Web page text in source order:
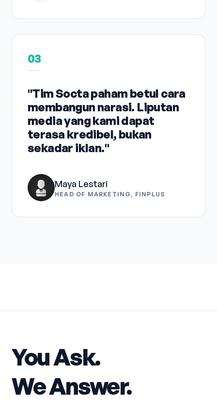
03
"Tim Socta paham betul cara
membangun narasi. Liputan
media yang kami dapat
terasa kredibel, bukan
sekadar iklan."
Maya Lestari
HEAD OF MARKETING, FINPLUS
You Ask.
We Answer.